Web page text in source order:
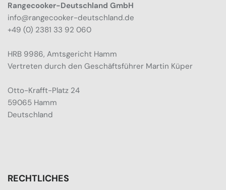
Rangecooker-Deutschland GmbH
info@rangecooker-deutschland.de
+49 (0) 2381 33 92 060
HRB 9986, Amtsgericht Hamm
Vertreten durch den Geschäftsführer Martin Küper
Otto-Krafft-Platz 24
59065 Hamm
Deutschland
RECHTLICHES